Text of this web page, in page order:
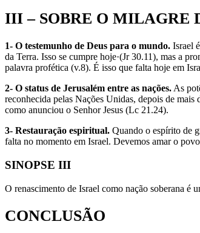
III – SOBRE O MILAGRE
1- O testemunho de Deus para o mundo. Israel
da Terra. Isso se cumpre hoje·(Jr 30.11), mas a
palavra profética (v.8). É isso que falta hoje em
2- O status de Jerusalém entre as nações. As
reconhecida pelas Nações Unidas, depois de mais
como anunciou o Senhor Jesus (Lc 21.24).
3- Restauração espiritual. Quando o espírito de
falta no momento em Israel. Devemos amar o
SINOPSE III
O renascimento de Israel como nação soberana
CONCLUSÃO